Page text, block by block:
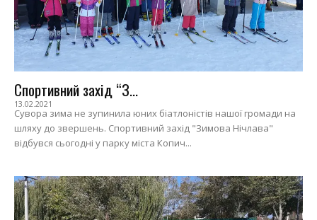
Спортивний захід “З...
13.02.2021
Сувора зима не зупинила юних біатлоністів нашої громади на
шляху до звершень. Спортивний захід "Зимова Нічлава"
відбувся сьогодні у парку міста Копич...